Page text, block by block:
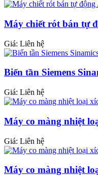
Máy chiết rót bán tự
Giá: Liên hệ
Biến tần Siemens
Giá: Liên hệ
Máy co màng nhiệt
Giá: Liên hệ
Máy co màng nhiệt